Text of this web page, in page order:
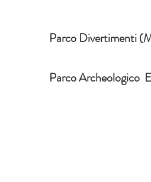
Parco Divertimenti
Parco Archeologico